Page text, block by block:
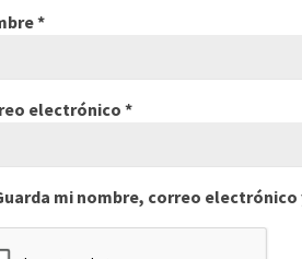
*
electrónico *
mi nombre, correo